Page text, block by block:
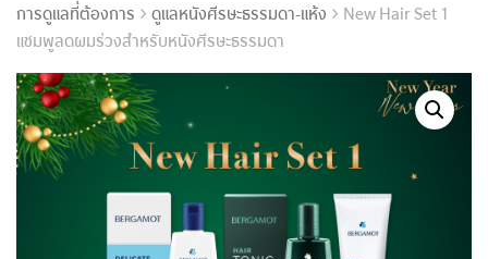
การดูแลที่ต้องการ ดูแลหนังศีรษะธรรมดา-แห้ง
New Hair Set 1
แชมพูลดผมร่วงสำหรับหนังศีรษะธรรมดา